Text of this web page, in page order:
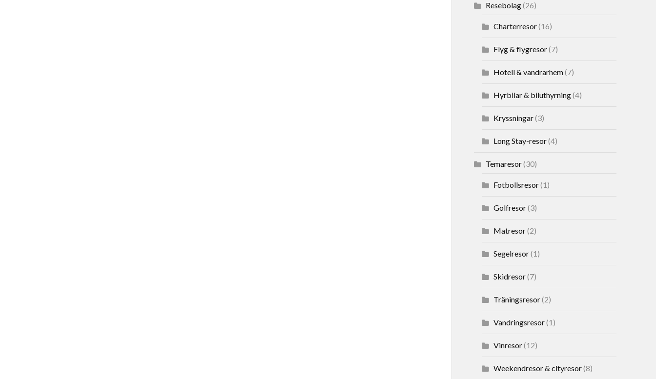
Resebolag(26)
Charterresor(16)
Flyg & flygresor(7)
Hotell & vandrarhem(7)
Hyrbilar & biluthyrning(4)
Kryssningar(3)
Long Stay-resor(4)
Temaresor(30)
Fotbollsresor(1)
Golfresor(3)
Matresor(2)
Segelresor(1)
Skidresor(7)
Träningsresor(2)
Vandringsresor(1)
Vinresor(12)
Weekendresor & cityresor(8)